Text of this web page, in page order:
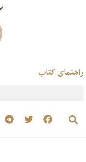
راهنمای کتاب